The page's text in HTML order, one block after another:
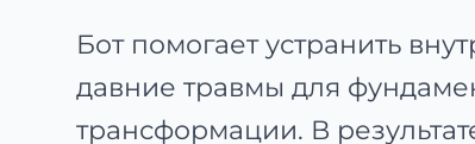
Бот помогает устранить
давние травмы для
трансформации. В